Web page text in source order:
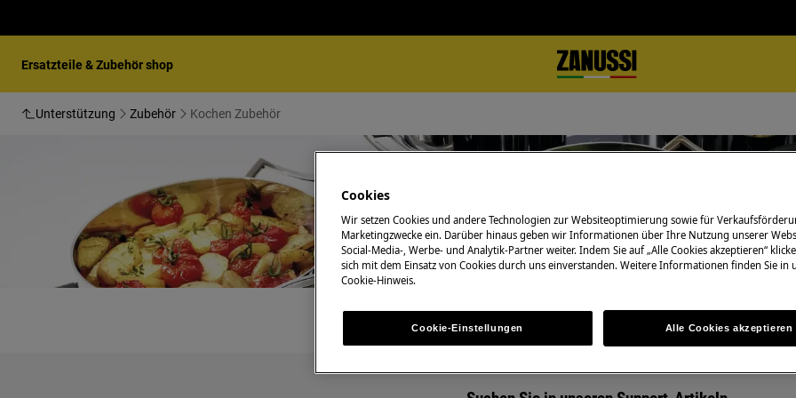
Ersatzteile & Zubehör shop
Unterstützung Zubehör Kochen Zubehör
Unterstützung für Kochen
Cookies
Wir setzen Cookies und andere Technologien zur Websiteoptimierung sowie für
Marketingzwecke ein. Darüber hinaus geben wir Informationen über Ihre Nutzung unserer
Social-Media-, Werbe- und Analytik-Partner weiter. Indem Sie auf „Alle Cookies akzeptieren“
sich mit dem Einsatz von Cookies durch uns einverstanden. Weitere Informationen finden Sie in
Cookie-Hinweis.
Cookie-Einstellungen Alle Cookies akzeptieren